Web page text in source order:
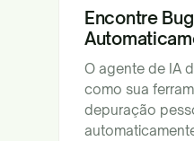
Encontre
O agente de IA
como sua
depuração